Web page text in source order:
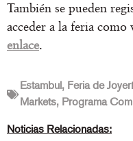
También se pueden
acceder a la feria como
enlace.
Estambul , Feria de
Markets, Programa
Noticias Relacionadas: